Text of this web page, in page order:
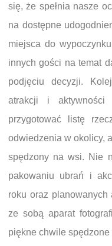
się, że spełnia nasze
na dostępne
miejsca do
innych gości na temat
podjęciu decyzji.
atrakcji i
przygotować listę
odwiedzenia w okolicy,
spędzony na wsi. Nie
pakowaniu ubrań i
roku oraz planowanych
ze sobą aparat
piękne chwile